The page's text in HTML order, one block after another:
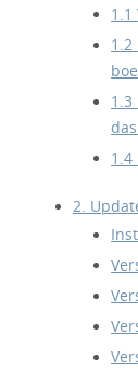
1.1
1.3
1.4
2.